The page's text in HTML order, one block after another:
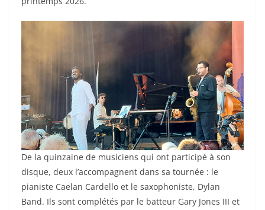
De la quinzaine de musiciens qui ont participé à son
disque, deux l’accompagnent dans sa tournée : le
pianiste Caelan Cardello et le saxophoniste, Dylan
Band. Ils sont complétés par le batteur Gary Jones III et